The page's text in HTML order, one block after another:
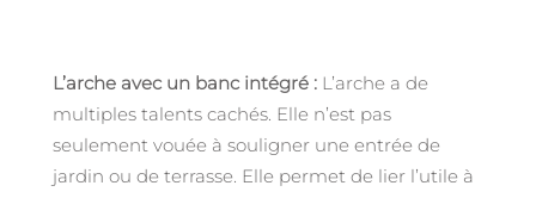
L’arche avec un banc intégré : L’arche a de
multiples talents cachés. Elle n’est pas
seulement vouée à souligner une entrée de
jardin ou de terrasse. Elle permet de lier l’utile à